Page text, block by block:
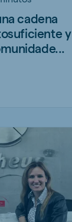
cadena
y